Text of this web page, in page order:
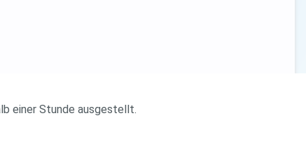
einer Stunde ausgestellt.